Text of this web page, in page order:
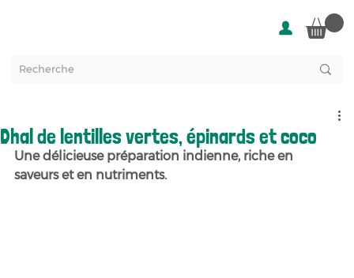
Dhal de lentilles vertes, épinards et coco
Une délicieuse préparation indienne, riche en
saveurs et en nutriments.